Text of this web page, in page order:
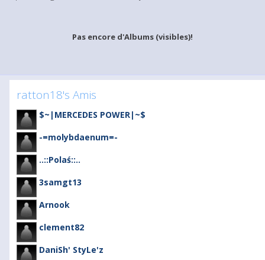
Pas encore d'Albums (visibles)!
ratton18's Amis
$~|MERCEDES POWER|~$
-=molybdaenum=-
..::Polaś::..
3samgt13
Arnook
clement82
DaniSh' StyLe'z